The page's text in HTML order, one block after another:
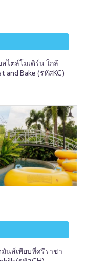
ไตล์โมเดิร์น ใกล้
and Bake (รหัสKC)
นส์เพียบที่ศรีราชา